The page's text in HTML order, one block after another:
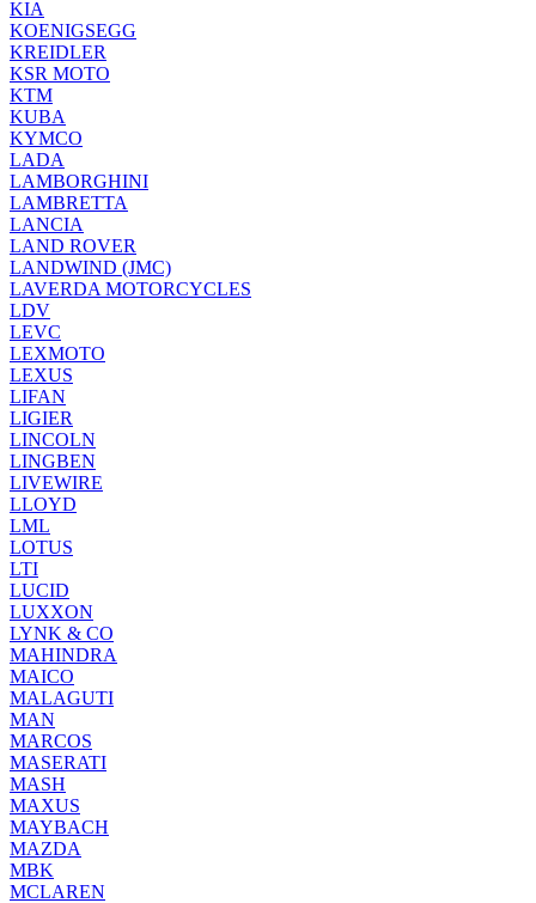
KIA
KOENIGSEGG
KREIDLER
KSR MOTO
KTM
KUBA
KYMCO
LADA
LAMBORGHINI
LAMBRETTA
LANCIA
LAND ROVER
LANDWIND (JMC)
LAVERDA MOTORCYCLES
LDV
LEVC
LEXMOTO
LEXUS
LIFAN
LIGIER
LINCOLN
LINGBEN
LIVEWIRE
LLOYD
LML
LOTUS
LTI
LUCID
LUXXON
LYNK & CO
MAHINDRA
MAICO
MALAGUTI
MAN
MARCOS
MASERATI
MASH
MAXUS
MAYBACH
MAZDA
MBK
MCLAREN